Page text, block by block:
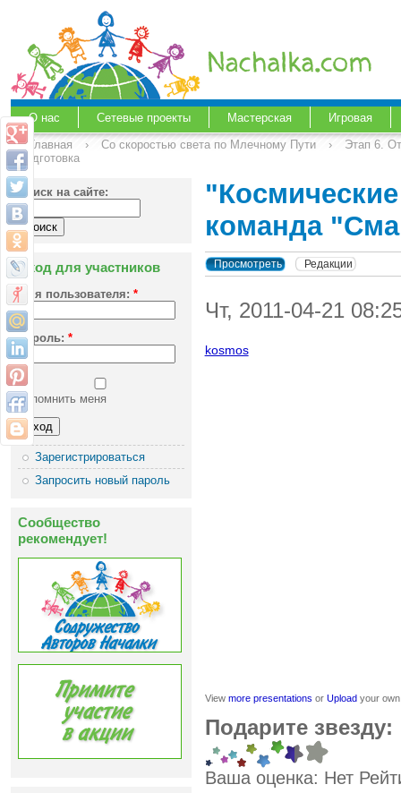
О нас Сетевые проекты Мастерская
Игровая
Главная
› Со скоростью света по Млечному Пути ›
Этап 6.
подготовка
Поиск на сайте:
Вход для участников
Имя пользователя: *
Пароль: *
Запомнить меня
Зарегистрироваться
Запросить новый пароль
Сообщество
рекомендует!
команда
Просмотреть Редакции
Чт, 2011-04-21
kosmos
View more presentations or Uploadyour
Подарите звезду:
Ваша оценка: Нет